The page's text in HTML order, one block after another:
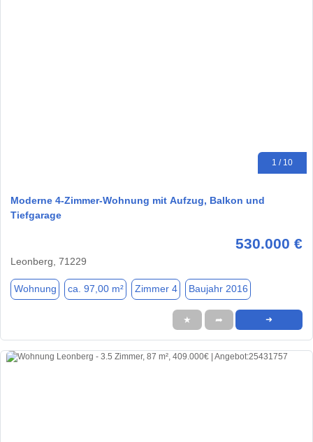
1 / 10
Moderne 4-Zimmer-Wohnung mit Aufzug, Balkon und
Tiefgarage
530.000 €
Leonberg, 71229
Wohnung ca. 97,00 m² Zimmer 4 Baujahr 2016
★ ➦ ➜